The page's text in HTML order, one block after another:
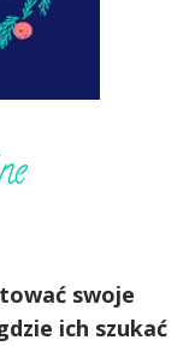
swoje
ich szukać